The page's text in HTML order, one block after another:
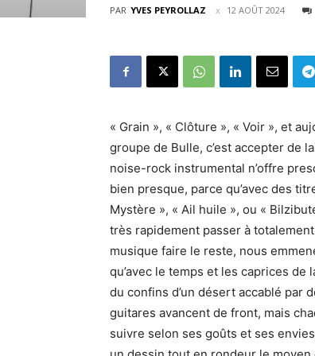
PAR YVES PEYROLLAZ 12 AOÛT 2024
« Grain », « Clôture », « Voir », et
groupe de Bulle, c’est accepter de
noise-rock instrumental n’offre
bien presque, parce qu’avec des
Mystère », « Ail huile », ou «
très rapidement passer à
musique faire le reste, nous
qu’avec le temps et les caprices
du confins d’un désert accablé par
guitares avancent de front, mais
suivre selon ses goûts et ses